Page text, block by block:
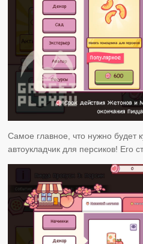
Самое главное, что нужно будет
автоукладчик для персиков! Его